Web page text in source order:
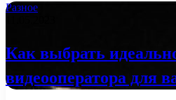
Разное
Как выбрать
видеооператора для